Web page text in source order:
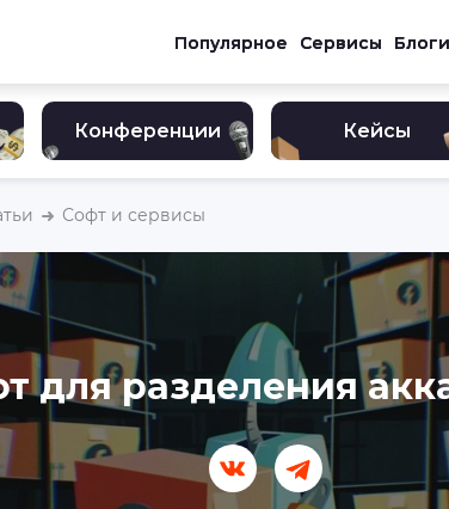
Популярное Сервисы Блоги
Конференции Кейсы
Софт и сервисы
для разделения